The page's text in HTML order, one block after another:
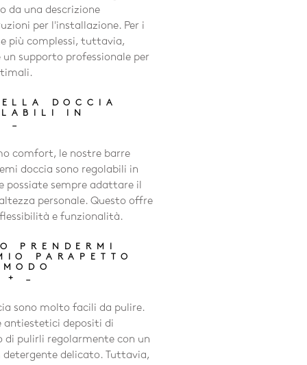
da una descrizione
per l'installazione. Per i
più complessi, tuttavia,
supporto professionale per
DOCCIA
IN
comfort, le nostre barre
doccia sono regolabili in
possiate sempre adattare il
personale. Questo offre
e funzionalità.
PRENDERMI
PARAPETTO
+
sono molto facili da pulire.
antiestetici depositi di
di pulirli regolarmente con un
detergente delicato. Tuttavia,